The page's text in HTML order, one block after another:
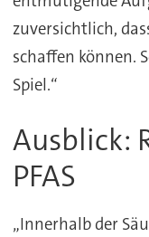
zuversichtlich,
schaffen können.
Spiel.“
Ausblick:
PFAS
„Innerhalb der